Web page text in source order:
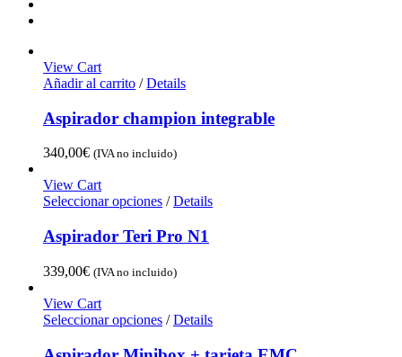
View Cart
Añadir al carrito / Details
Aspirador champion integrable
340,00€ (IVA no incluido)
View Cart
Seleccionar opciones / Details
Aspirador Teri Pro N1
339,00€ (IVA no incluido)
View Cart
Seleccionar opciones / Details